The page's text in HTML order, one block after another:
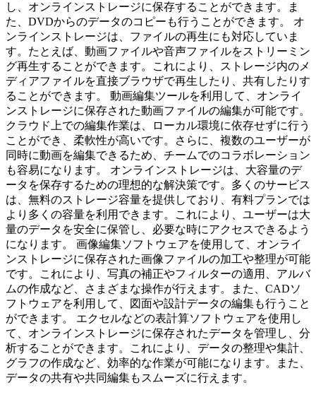
し、オンラインストレージに保存することができます。ま
た、DVDからのデータのコピーも行うことができます。 オ
ンラインストレージは、ファイルの再生にも対応していま
す。たとえば、動画ファイルや音声ファイルをストリーミン
グ再生することができます。これにより、ストレージ内のメ
ディアファイルを直接ブラウザで再生したり、共有したりす
ることができます。 動画編集ツールを利用して、オンライ
ンストレージに保存された動画ファイルの編集が可能です。
クラウド上での編集作業は、ローカル環境に依存せずに行う
ことができ、柔軟性が高いです。さらに、複数のユーザーが
同時に動画を編集できるため、チームでのコラボレーション
も容易になります。 オンラインストレージは、大容量のデ
ータを保存するための理想的な解決策です。多くのサービス
は、無料のストレージ容量を提供しており、有料プランでは
より多くの容量を利用できます。これにより、ユーザーは大
量のデータを安全に保管し、必要な時にアクセスできるよう
になります。 画像編集ソフトウェアを使用して、オンライ
ンストレージに保存された画像ファイルの加工や整理が可能
です。これにより、写真の補正やフィルターの適用、アルバ
ムの作成など、さまざまな操作が行えます。また、CADソ
フトウェアを利用して、図面や設計データの編集も行うこと
ができます。 エクセルなどの表計算ソフトウェアを使用し
て、オンラインストレージに保存されたデータを管理し、分
析することができます。これにより、データの整理や集計、
グラフの作成など、効率的な作業が可能になります。また、
データの共有や共同編集もスムーズに行えます。